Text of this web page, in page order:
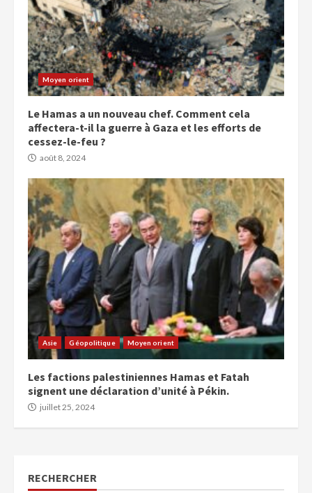
Moyen orient
Le Hamas a un nouveau chef. Comment cela
affectera-t-il la guerre à Gaza et les efforts de
cessez-le-feu ?
août 8, 2024
Asie Géopolitique Moyen orient
Les factions palestiniennes Hamas et Fatah
signent une déclaration d’unité à Pékin.
juillet 25, 2024
RECHERCHER